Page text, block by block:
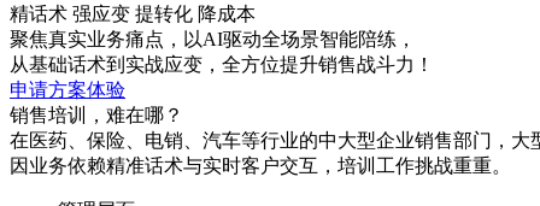
精话术 强应变 提转化 降成本
聚焦真实业务痛点，以AI驱动全场景智能陪练，
从基础话术到实战应变，全方位提升销售战斗力！
申请方案体验
销售培训，难在哪？
在医药、保险、电销、汽车等行业的中大型企业销售部门，大
因业务依赖精准话术与实时客户交互，培训工作挑战重重。